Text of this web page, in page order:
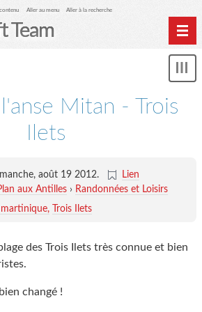
Aller au menu Aller à la recherche
Team
Mitan - Trois
Ilets
août 19 2012.
Lien
aux Antilles› Randonnées et Loisirs
martinique Trois Ilets
des Trois Ilets très connue et bien
changé !